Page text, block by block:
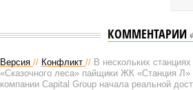
КОММЕНТАРИИ
Версия // Конфликт // В нескольких
«Сказочного леса» пайщики ЖК «Станция
компании Capital Group начала реальной